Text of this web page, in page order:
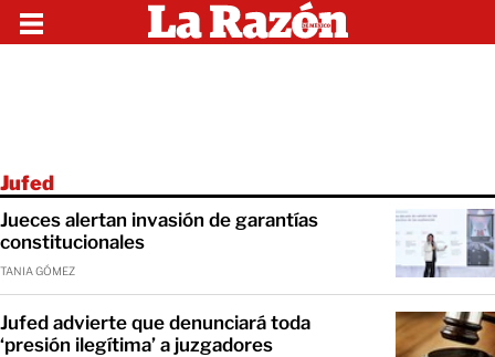
Jufed
Jueces alertan invasión de garantías
constitucionales
TANIA GÓMEZ
Jufed advierte que denunciará toda
‘presión ilegítima’ a juzgadores